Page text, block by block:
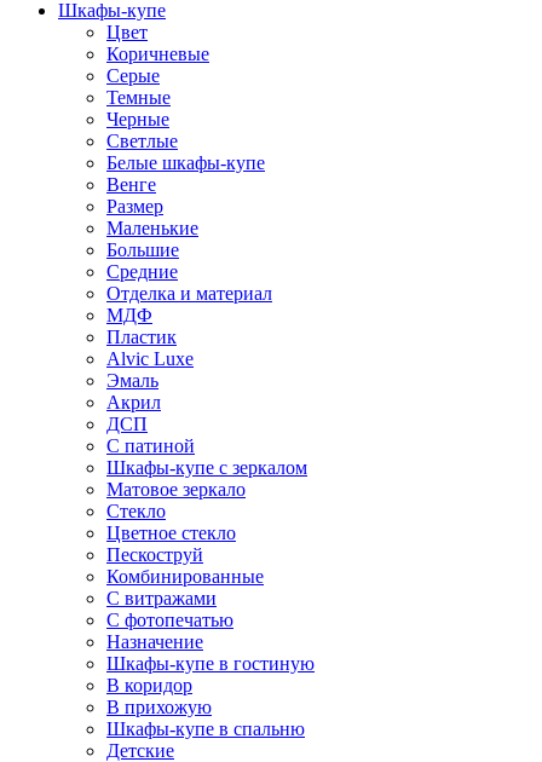
Шкафы-купе
Цвет
Коричневые
Серые
Темные
Черные
Светлые
Белые шкафы-купе
Венге
Размер
Маленькие
Большие
Средние
Отделка и материал
МДФ
Пластик
Alvic Luxe
Эмаль
Акрил
ДСП
С патиной
Шкафы-купе с зеркалом
Матовое зеркало
Стекло
Цветное стекло
Пескоструй
Комбинированные
С витражами
С фотопечатью
Назначение
Шкафы-купе в гостиную
В коридор
В прихожую
Шкафы-купе в спальню
Детские